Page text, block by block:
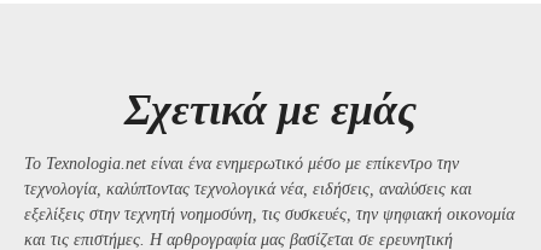
Σχετικά με εμάς
Το Texnologia.net είναι ένα ενημερωτικό μέσο με επίκεντρο την
τεχνολογία, καλύπτοντας τεχνολογικά νέα, ειδήσεις, αναλύσεις και
εξελίξεις στην τεχνητή νοημοσύνη, τις συσκευές, την ψηφιακή οικονομία
και τις επιστήμες. Η αρθρογραφία μας βασίζεται σε ερευνητική